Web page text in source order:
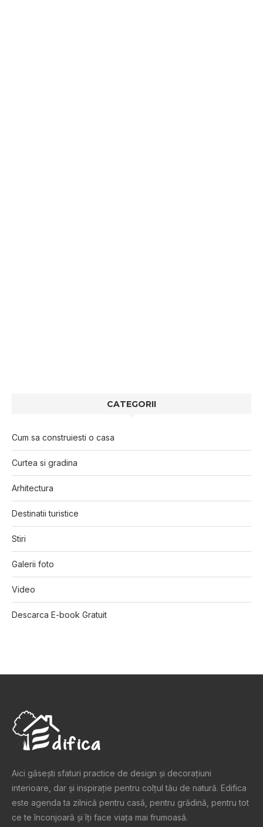
CATEGORII
Cum sa construiesti o casa
Curtea si gradina
Arhitectura
Destinatii turistice
Stiri
Galerii foto
Video
Descarca E-book Gratuit
Aici găsești sfaturi practice de design şi decoraţiuni
interioare, dar și inspiraţie pentru colţul tău de natură. Edifica
este agenda ta zilnică pentru casă, pentru grădină, pentru tot
ce te înconjoară şi îţi face viaţa mai frumoasă.